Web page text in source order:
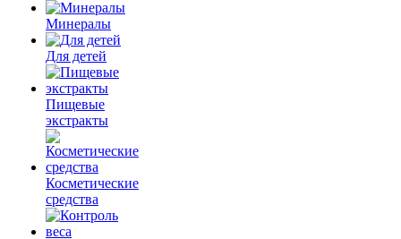
Минералы
Для детей
Пищевые
экстракты
Косметические
средства